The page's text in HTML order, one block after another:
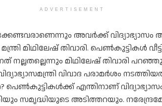
ADVERTISEMENT
അവര്‍ക്ക് വിദ്യാഭ്യാസം
മിഥിലേഷ് തിവാരി. പെണ്‍കുട്ടികള്‍
നല്ലതല്ലെന്നും മിഥിലേഷ് തിവാരി
വിവാദ പരാമർശം
പെണ്‍കുട്ടികള്‍ക്ക് എന്തിനാണ്
സമൃദ്ധിയുടെ അടിത്തറയും.